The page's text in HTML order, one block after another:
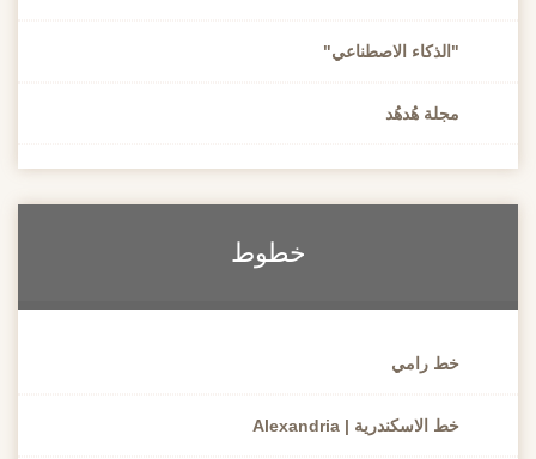
"الذكاء الاصطناعي"
مجلة هُدهُد
خطوط
خط رامي
خط الاسكندرية | Alexandria